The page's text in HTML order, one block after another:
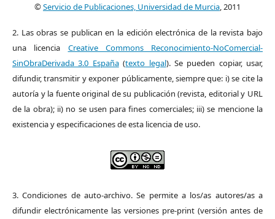
©Servicio de Publicaciones, Universidad de Murcia, 2011
2. Las obras se publican en la edición electrónica de la revista bajo
una licencia Creative Commons Reconocimiento-NoComercial-
SinObraDerivada 3.0 España(texto legal). Se pueden copiar, usar,
difundir, transmitir y exponer públicamente, siempre que: i) se cite la
autoría y la fuente original de su publicación (revista, editorial y URL
de la obra); ii) no se usen para fines comerciales; iii) se mencione la
existencia y especificaciones de esta licencia de uso.
3. Condiciones de auto-archivo. Se permite a los/as autores/as a
difundir electrónicamente las versiones pre-print (versión antes de